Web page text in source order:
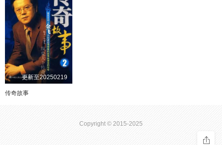
第20230815集 第20230816集
第20230822集 第20230823集
第20230829集 第20230830集
第20230905集 第20230906集
第20230927集 第20230928集
第20231009集
20230629
20230619
20230529
20230509
迅雷下载
更新至20250219
传奇故事
Copyright © 2015-2025